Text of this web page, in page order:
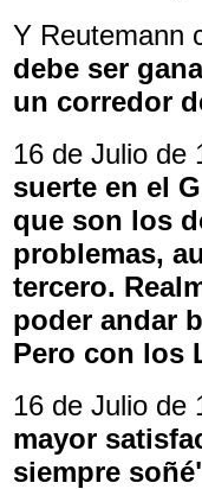
Y Reutemann
debe ser
un corredor
16 de Julio de
suerte en el
que son los
problemas,
tercero.
poder andar
Pero con los
16 de Julio de
mayor
siempre